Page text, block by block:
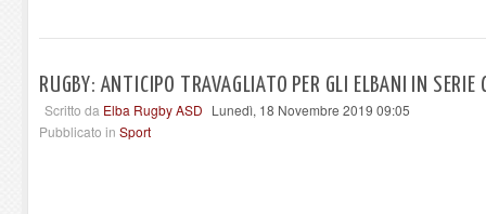
RUGBY: ANTICIPO TRAVAGLIATO PER GLI ELBANI IN SERIE
Scritto da Elba Rugby ASD Lunedì, 18 Novembre 2019 09:05
Pubblicato in Sport